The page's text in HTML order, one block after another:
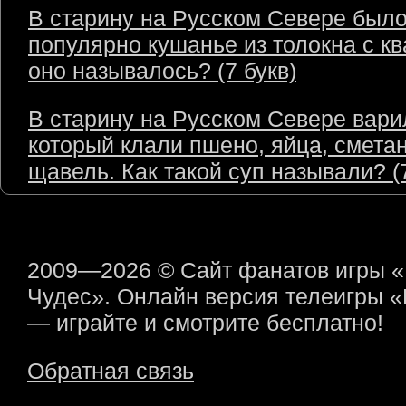
В старину на Русском Севере
популярно кушанье из толокна с
оно называлось? (7 букв)
В старину на Русском Севере
который клали пшено, яйца,
щавель. Как такой суп называли?
2009—2026 © Сайт фанатов игры
Чудес». Онлайн версия телеигры
— играйте и смотрите бесплатно!
Обратная связь